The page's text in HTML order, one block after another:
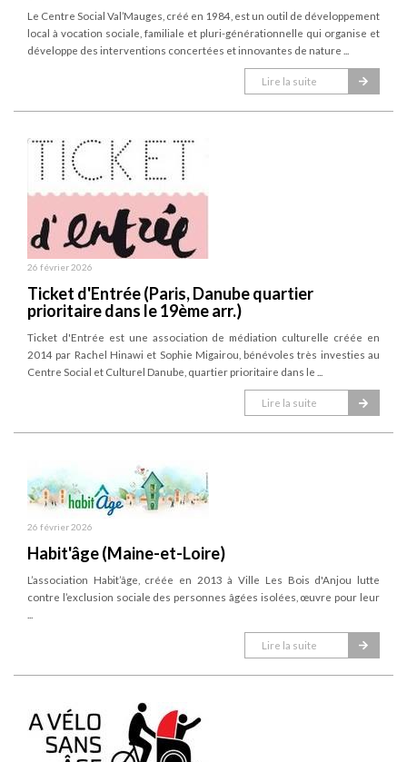
Le Centre Social Val’Mauges, créé en 1984, est un outil de développement
local à vocation sociale, familiale et pluri-générationnelle qui organise et
développe des interventions concertées et innovantes de nature ...
Lire la suite
26 février 2026
Ticket d'Entrée (Paris, Danube quartier
prioritaire dans le 19ème arr.)
Ticket d'Entrée est une association de médiation culturelle créée en
2014 par Rachel Hinawi et Sophie Migairou, bénévoles très investies au
Centre Social et Culturel Danube, quartier prioritaire dans le ...
Lire la suite
26 février 2026
Habit'âge (Maine-et-Loire)
L’association Habit’âge, créée en 2013 à Ville Les Bois d'Anjou lutte
contre l’exclusion sociale des personnes âgées isolées, œuvre pour leur
Lire la suite